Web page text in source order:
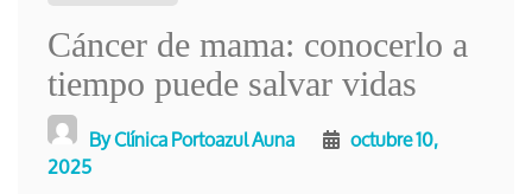
Cáncer de mama: conocerlo a
tiempo puede salvar vidas
ByClínica Portoazul Auna octubre 10,
2025